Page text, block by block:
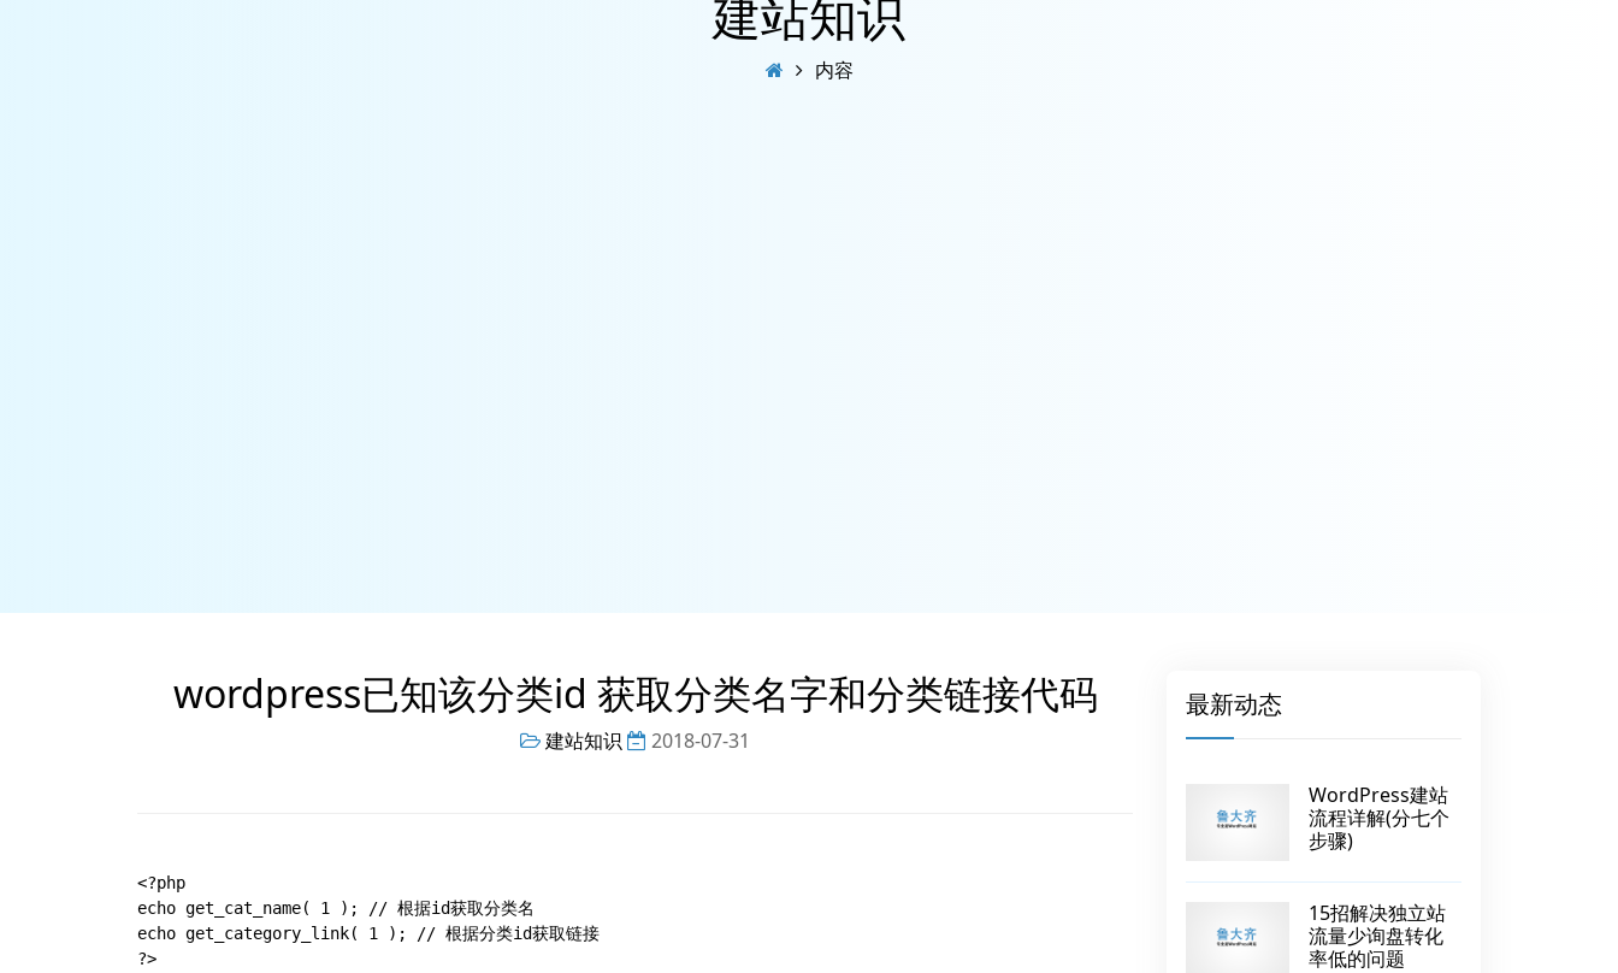
建站知识
内容
wordpress已知该分类id 获取分类名字和分类链接代码
建站知识 2018-07-31
<?php
echo get_cat_name( 1 ); // 根据id获取分类名
echo get_category_link( 1 ); // 根据分类id获取链接
?>
最新动态
WordPress建站
流程详解(分七个
步骤)
15招解决独立站
流量少询盘转化
率低的问题